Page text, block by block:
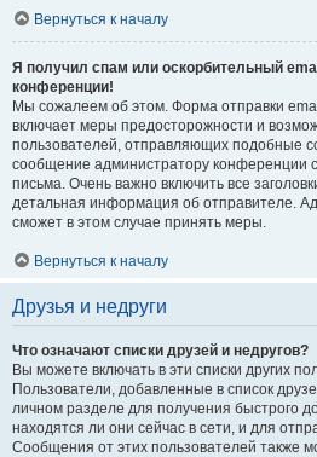
Вернуться к началу
Я получил спам или оскорбительный
конференции!
Мы сожалеем об этом. Форма отправки
включает меры предосторожности и
пользователей, отправляющих подобные
сообщение администратору конференции
письма. Очень важно включить все
детальная информация об отправителе.
сможет в этом случае принять меры.
Вернуться к началу
Друзья и недруги
Что означают списки друзей и недругов?
Вы можете включать в эти списки других
Пользователи, добавленные в список
личном разделе для получения быстрого
находятся ли они сейчас в сети, и для
Сообщения от этих пользователей также